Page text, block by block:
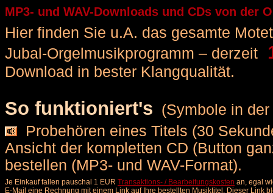
MP3- und WAV-Downloads und CDs von der
Hier finden Sie u.A. das gesamte
Jubal-Orgelmusikprogramm – derzeit
Download in bester Klangqualität.
So funktioniert's (Symbole in
Probehören eines Titels (30
Ansicht der kompletten CD (Button
bestellen (MP3- und WAV-Format).
Je Einkauf fallen pauschal 1 EUR Transaktions- / Bearbeitungskosten an, egal
E-Mail eine Rechnung mit einem Link auf Ihre bestellten Musiktitel. Dieser